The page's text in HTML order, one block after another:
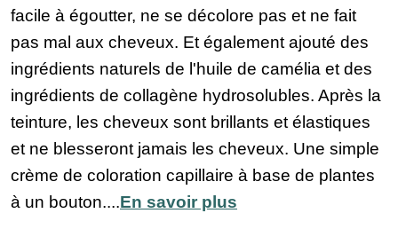
facile à égoutter, ne se décolore pas et ne fait
pas mal aux cheveux. Et également ajouté des
ingrédients naturels de l'huile de camélia et des
ingrédients de collagène hydrosolubles. Après la
teinture, les cheveux sont brillants et élastiques
et ne blesseront jamais les cheveux. Une simple
crème de coloration capillaire à base de plantes
à un bouton....En savoir plus